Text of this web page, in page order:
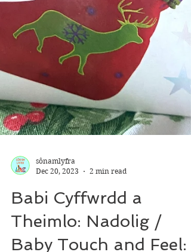
sônamlyfra
Dec 20, 2023
2 min read
Babi Cyffwrdd a